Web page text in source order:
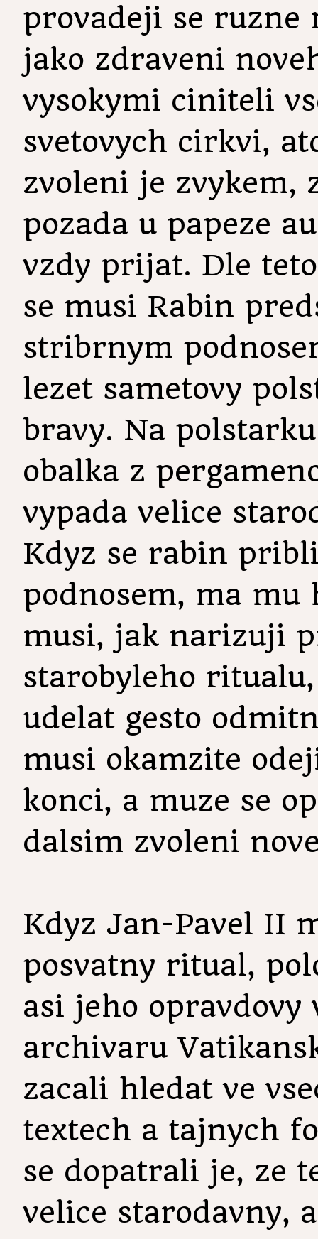
provadeji se ruzne
jako zdraveni
vysokymi ciniteli
svetovych cirkvi,
zvoleni je zvykem,
pozada u papeze
vzdy prijat. Dle
se musi Rabin
stribrnym
lezet sametovy
bravy. Na
obalka z
vypada velice
Kdyz se rabin
podnosem, ma mu
musi, jak narizuji
starobyleho
udelat gesto
musi okamzite
konci, a muze se
dalsim zvoleni
Kdyz Jan-Pavel II
posvatny ritual,
asi jeho opravdovy
archivaru
zacali hledat ve
textech a tajnych
se dopatrali je, ze
velice starodavny,